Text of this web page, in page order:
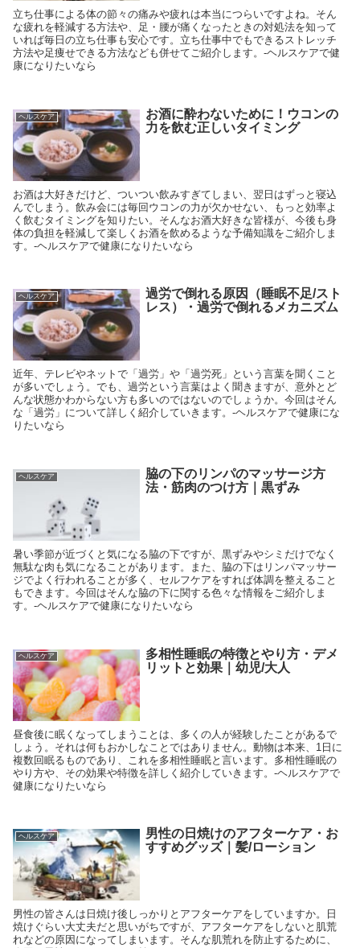
立ち仕事による体の節々の痛みや疲れは本当につらいですよね。そん
な疲れを軽減する方法や、足・腰が痛くなったときの対処法を知って
いれば毎日の立ち仕事も安心です。立ち仕事中でもできるストレッチ
方法や足痩せできる方法なども併せてご紹介します。-ヘルスケアで健
康になりたいなら
ヘルスケア
お酒に酔わないために！ウコンの
力を飲む正しいタイミング
お酒は大好きだけど、ついつい飲みすぎてしまい、翌日はずっと寝込
んでしまう。飲み会には毎回ウコンの力が欠かせない、もっと効率よ
く飲むタイミングを知りたい。そんなお酒大好きな皆様が、今後も身
体の負担を軽減して楽しくお酒を飲めるような予備知識をご紹介しま
す。-ヘルスケアで健康になりたいなら
ヘルスケア
過労で倒れる原因（睡眠不足/スト
レス）・過労で倒れるメカニズム
近年、テレビやネットで「過労」や「過労死」という言葉を聞くこと
が多いでしょう。でも、過労という言葉はよく聞きますが、意外とど
んな状態かわからない方も多いのではないのでしょうか。今回はそん
な「過労」について詳しく紹介していきます。-ヘルスケアで健康にな
りたいなら
ヘルスケア
脇の下のリンパのマッサージ方
法・筋肉のつけ方｜黒ずみ
暑い季節が近づくと気になる脇の下ですが、黒ずみやシミだけでなく
無駄な肉も気になることがあります。また、脇の下はリンパマッサー
ジでよく行われることが多く、セルフケアをすれば体調を整えること
もできます。今回はそんな脇の下に関する色々な情報をご紹介しま
す。-ヘルスケアで健康になりたいなら
ヘルスケア
多相性睡眠の特徴とやり方・デメ
リットと効果｜幼児/大人
昼食後に眠くなってしまうことは、多くの人が経験したことがあるで
しょう。それは何もおかしなことではありません。動物は本来、1日に
複数回眠るものであり、これを多相性睡眠と言います。多相性睡眠の
やり方や、その効果や特徴を詳しく紹介していきます。-ヘルスケアで
健康になりたいなら
ヘルスケア
男性の日焼けのアフターケア・お
すすめグッズ｜髪/ローション
男性の皆さんは日焼け後しっかりとアフターケアをしていますか。日
焼けぐらい大丈夫だと思いがちですが、アフターケアをしないと肌荒
れなどの原因になってしまいます。そんな肌荒れを防止するために、